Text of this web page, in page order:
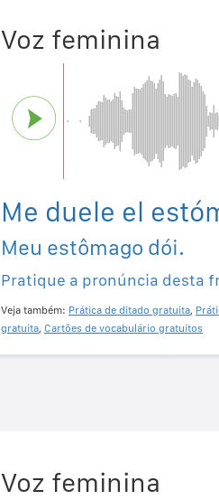
Voz feminina
Me duele el
Meu estômago dói.
Pratique a pronúncia desta
Veja também: Prática de ditado gratuita,
gratuita, Cartões de vocabulário gratuitos
Voz feminina